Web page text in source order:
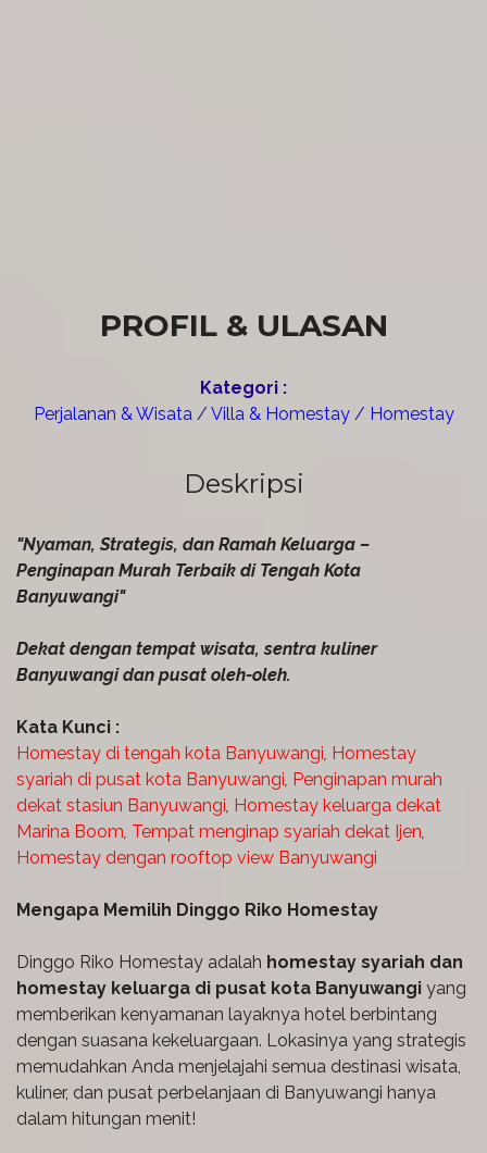
PROFIL & ULASAN
Kategori :
Perjalanan & Wisata / Villa & Homestay / Homestay
Deskripsi
"Nyaman, Strategis, dan Ramah Keluarga –
Penginapan Murah Terbaik di Tengah Kota
Banyuwangi"
Dekat dengan tempat wisata, sentra kuliner
Banyuwangi dan pusat oleh-oleh.
Kata Kunci :
Homestay di tengah kota Banyuwangi Homestay
syariah di pusat kota Banyuwangi Penginapan murah
dekat stasiun Banyuwangi Homestay keluarga dekat
Marina Boom Tempat menginap syariah dekat Ijen
Homestay dengan rooftop view Banyuwangi
Mengapa Memilih Dinggo Riko Homestay
Dinggo Riko Homestay adalah homestay syariah dan
homestay keluarga di pusat kota Banyuwangi yang
memberikan kenyamanan layaknya hotel berbintang
dengan suasana kekeluargaan. Lokasinya yang strategis
memudahkan Anda menjelajahi semua destinasi wisata,
kuliner, dan pusat perbelanjaan di Banyuwangi hanya
dalam hitungan menit!